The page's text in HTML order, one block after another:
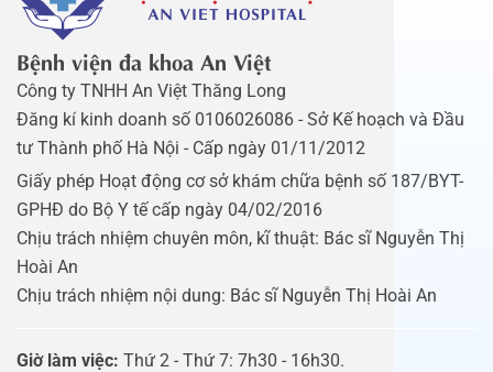
Bệnh viện đa khoa An Việt
Công ty TNHH An Việt Thăng Long
Đăng kí kinh doanh số 0106026086 - Sở Kế hoạch và Đầu
tư Thành phố Hà Nội - Cấp ngày 01/11/2012
Giấy phép Hoạt động cơ sở khám chữa bệnh số 187/BYT-
GPHĐ do Bộ Y tế cấp ngày 04/02/2016
Chịu trách nhiệm chuyên môn, kĩ thuật: Bác sĩ Nguyễn Thị
Hoài An
Chịu trách nhiệm nội dung: Bác sĩ Nguyễn Thị Hoài An
Giờ làm việc: Thứ 2 - Thứ 7: 7h30 - 16h30.